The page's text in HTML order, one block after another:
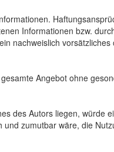
Informationen bzw.
nachweislich
Angebot ohne
des Autors liegen, würde
zumutbar wäre, die